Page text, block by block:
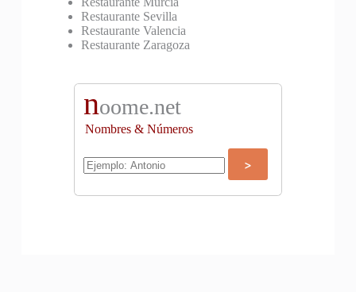
Restaurante Sevilla
Restaurante Valencia
Restaurante Zaragoza
noome.net
Nombres & Números